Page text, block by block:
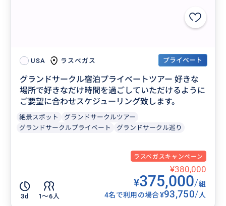
USA ラスベガス プライベート
グランドサークル宿泊プライベートツアー 好きな
場所で好きなだけ時間を過ごしていただけるように
ご要望に合わせスケジューリング致します。
絶景スポット
グランドサークルツアー
グランドサークルプライベート
グランドサークル巡り
ラスベガスキャンペーン
3d 1〜6人
¥380,000
¥375,000/組
4名で利用の場合¥93,750/人